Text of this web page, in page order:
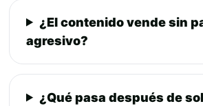
¿El contenido vende sin
agresivo?
¿Qué pasa después de